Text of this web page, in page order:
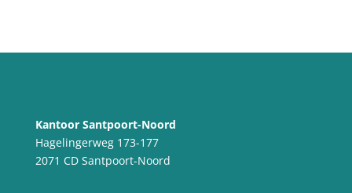
Kantoor Santpoort-Noord
Hagelingerweg 173-177
2071 CD Santpoort-Noord